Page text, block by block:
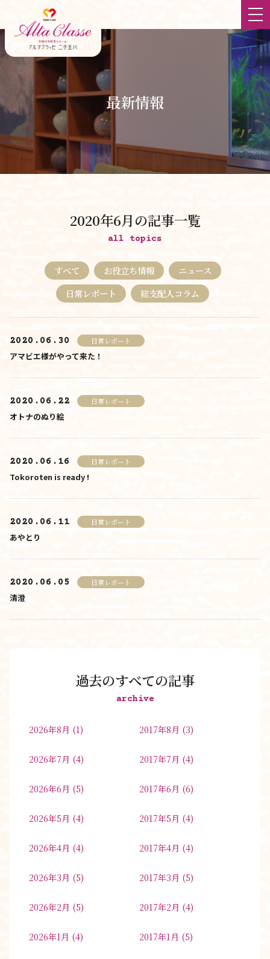
大切にしていること
チーム体制
立地
料金について
施設について
施設について
施設内・設備
お問合せ
最新情報
2020年6月の記事一覧
all topics
すべて お役立ち情報
ニュース
日常レポート
総支配人コラム
2020.06.30 日常レポート
アマビエ様がやって来た！
2020.06.22 日常レポート
オトナのぬり絵
2020.06.16 日常レポート
Tokoroten is ready !
2020.06.11 日常レポート
あやとり
2020.06.05 日常レポート
清澄
過去のすべての記事
archive
2026年8月 (1)
2026年7月 (4)
2026年6月 (5)
2026年5月 (4)
2026年4月 (4)
2026年3月 (5)
2026年2月 (5)
2026年1月 (4)
2017年8月 (3)
2017年7月 (4)
2017年6月 (6)
2017年5月 (4)
2017年4月 (4)
2017年3月 (5)
2017年2月 (4)
2017年1月 (5)